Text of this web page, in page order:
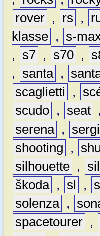
rover , rs ,
klasse , s-
,
s7 , s70 ,
,
santa ,
scaglietti
,
scudo , seat ,
serena ,
shooting
,
silhouette ,
škoda , sl ,
solenza ,
spacetourer ,